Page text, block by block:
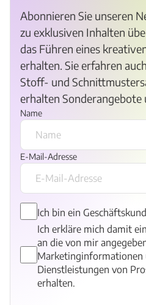
Abonnieren Sie unseren
zu exklusiven Inhalten
das Führen eines
erhalten. Sie erfahren
Stoff- und
erhalten Sonderangebote
Name
E-Mail-Adresse
Ich bin ein
Ich erkläre mich damit
an die von mir
Marketinginformationen
Dienstleistungen von
erhalten.